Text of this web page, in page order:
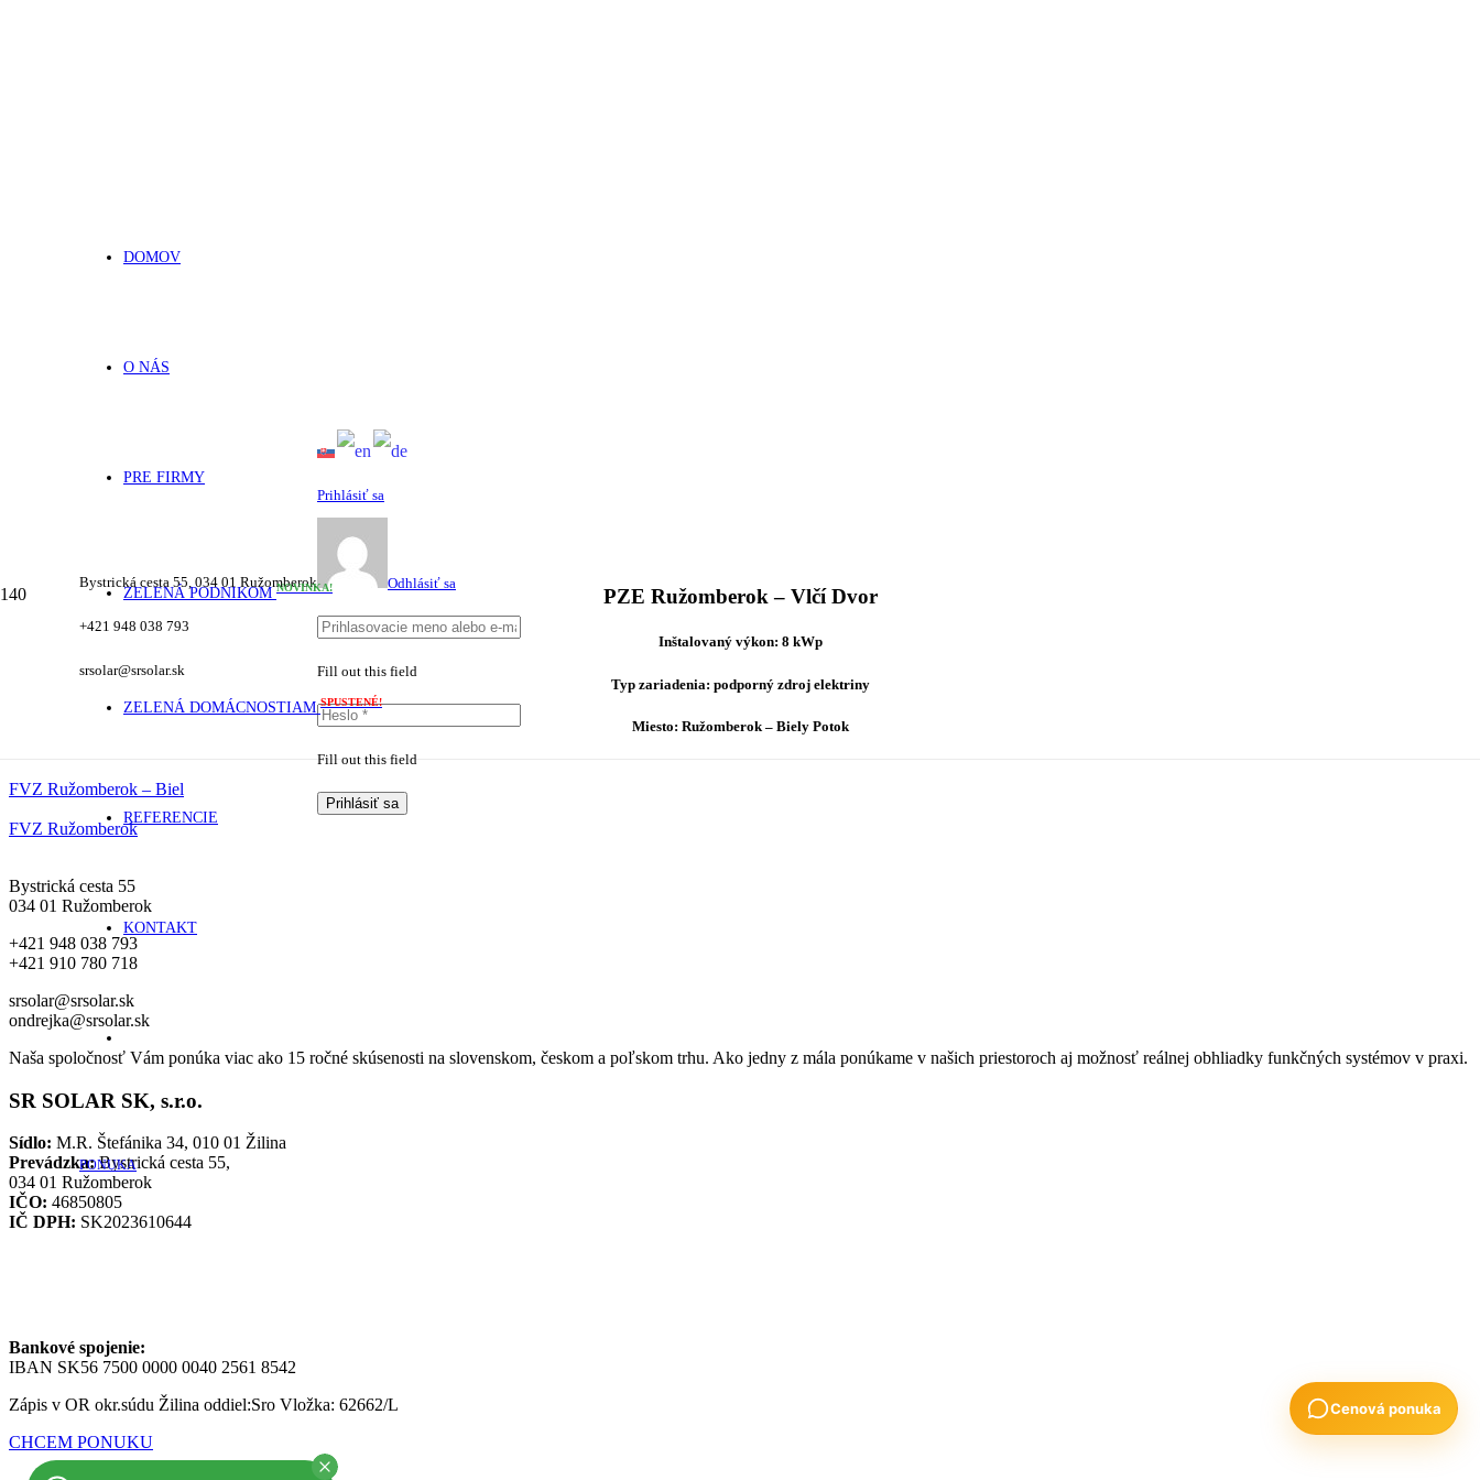
Bystrická cesta 55, 034 01 Ružomberok
+421 948 038 793
srsolar@srsolar.sk
Prihlásiť sa
Odhlásiť sa
Fill out this field
Fill out this field
Prihlásiť sa
DOMOV
O NÁS
PRE FIRMY
ZELENÁ PODNIKOMNOVINKA!
ZELENÁ DOMÁCNOSTIAMSPUSTENÉ!
REFERENCIE
KONTAKT
PONUKA
PZE Ružomberok – Vlčí Dvor
Inštalovaný výkon: 8 kWp
Typ zariadenia: podporný zdroj elektriny
Miesto: Ružomberok – Biely Potok
FVZ Ružomberok – Biel
FVZ Ružomberok
Bystrická cesta 55
034 01 Ružomberok
+421 948 038 793
+421 910 780 718
srsolar@srsolar.sk
ondrejka@srsolar.sk
Naša spoločnosť Vám ponúka viac ako 15 ročné skúsenosti na slovenskom, českom a poľskom trhu. Ako jedny z mála ponúkame v našich priestoroch aj možnosť reálnej obhliadky funkčných systémov v praxi.
SR SOLAR SK, s.r.o.
Sídlo: M.R. Štefánika 34, 010 01 Žilina
Prevádzka:Bystrická cesta 55,
034 01 Ružomberok
IČO: 46850805
IČ DPH: SK2023610644
Bankové spojenie:
IBAN SK56 7500 0000 0040 2561 8542
Zápis v OR okr.súdu Žilina oddiel:Sro Vložka: 62662/L
CHCEM PONUKU
Cenová ponuka